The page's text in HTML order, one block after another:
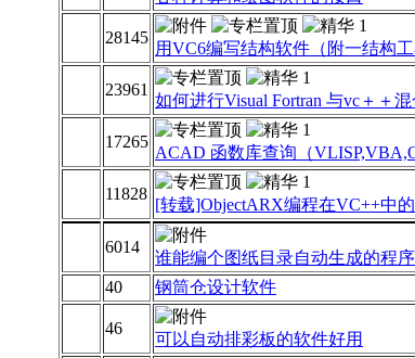
28145
用VC6编写结构软件（附一结构工
23961
如何进行Visual Fortran 与vc＋＋
17265
ACAD 函数库查询（
11828
[转载]ObjectARX编程在VC++中
6014
谁能编个图纸目录自动生成的程序
40 钢筒仓设计软件
46
可以自动排彩板的软件好用